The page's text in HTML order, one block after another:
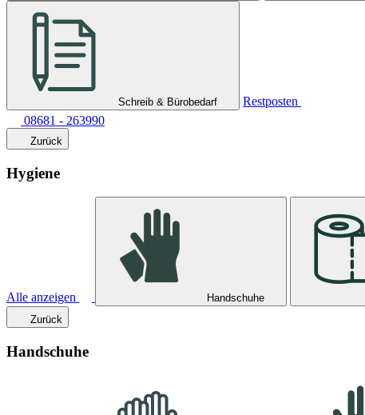
Schreib & Bürobedarf
Restposten
08681 - 263990
Zurück
Hygiene
Alle anzeigen Handschuhe
Zurück
Handschuhe